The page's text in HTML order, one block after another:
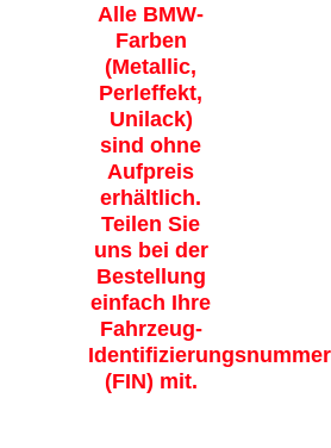
Alle BMW-
Farben
(Metallic,
Perleffekt,
Unilack)
sind ohne
Aufpreis
erhältlich.
Teilen Sie
uns bei der
Bestellung
einfach Ihre
Fahrzeug-
Identifizierungsnummer
(FIN) mit.